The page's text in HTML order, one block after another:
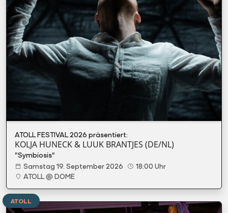
ATOLL FESTIVAL 2026 präsentiert:
KOLJA HUNECK & LUUK BRANTJES (DE/NL)
"Symbiosis"
Samstag 19. September 2026
18:00 Uhr
ATOLL @ DOME
ATOLL